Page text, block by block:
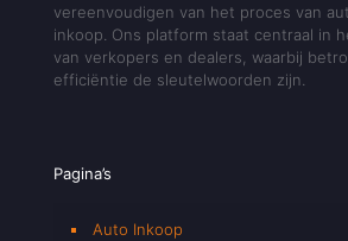
vereenvoudigen van het proces van
inkoop. Ons platform staat centraal in
van verkopers en dealers, waarbij
efficiëntie de sleutelwoorden zijn.
Pagina’s
Auto Inkoop